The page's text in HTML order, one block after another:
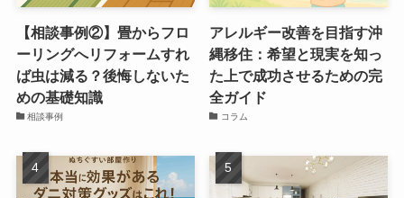
【相談事例②】畳からフロ
ーリングへリフォームすれ
ば虫は減る？後悔しないた
めの基礎知識
相談事例
アレルギー改善を目指す沖
縄移住：希望と現実を知っ
た上で成功させるための完
全ガイド
コラム